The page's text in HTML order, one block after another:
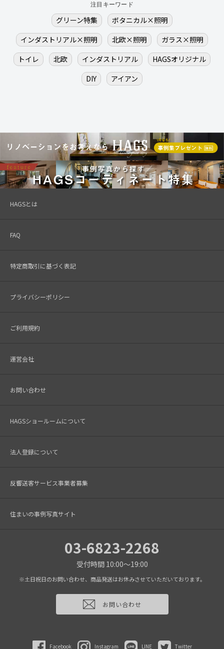
注目キーワード
グリーン特集
ボタニカル×照明
インダストリアル×照明
北欧×照明
ガラス×照明
トイレ
北欧 インダストリアル
HAGSオリジナル
DIY
アイアン
HAGSとは
FAQ
特定商取引に基づく表記
プライバシーポリシー
ご利用規約
運営会社
お問い合わせ
HAGSショールームについて
法人登録について
反響送客サービス事業者募集
住まいの事例写真サイト
03-6823-2268
受付時間 10:00～19:00
※土日祝日のお問い合わせ、商品発送はお休みさせていただいております。
お問い合わせ
Facebook Instagram LINE Twitter